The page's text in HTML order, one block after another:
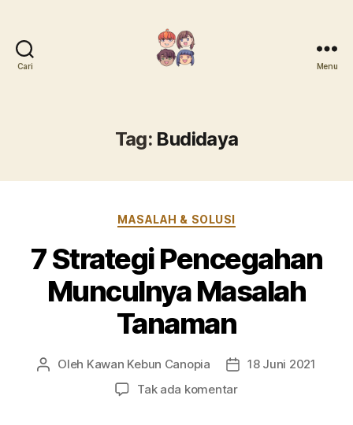
Cari Menu
Tag: Budidaya
Kategori
MASALAH & SOLUSI
7 Strategi Pencegahan
Munculnya Masalah
Tanaman
Penulis
Oleh Kawan Kebun Canopia
Tanggal
18 Juni 2021
Tak ada komentarpada